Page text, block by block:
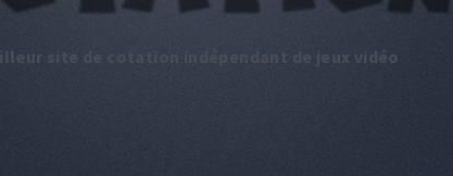
site de cotation indépendant de jeux vidéo